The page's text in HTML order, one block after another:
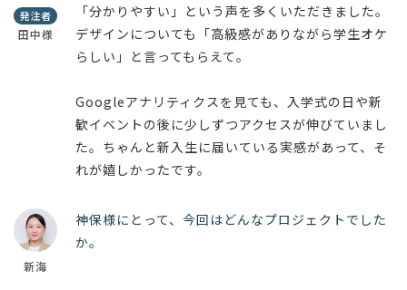
発注者
田中様
「分かりやすい」という声を多くいただきました。
デザインについても「高級感がありながら学生オケ
らしい」と言ってもらえて。
Googleアナリティクスを見ても、入学式の日や新
歓イベントの後に少しずつアクセスが伸びていまし
た。ちゃんと新入生に届いている実感があって、そ
れが嬉しかったです。
新海
神保様にとって、今回はどんなプロジェクトでした
か。